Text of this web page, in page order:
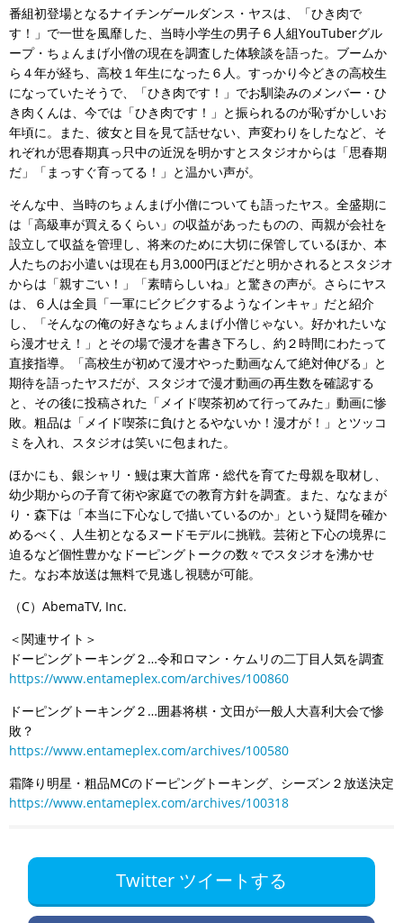
番組初登場となるナイチンゲールダンス・ヤスは、「ひき肉で
す！」で一世を風靡した、当時小学生の男子６人組YouTuberグル
ープ・ちょんまげ小僧の現在を調査した体験談を語った。ブームか
ら４年が経ち、高校１年生になった６人。すっかり今どきの高校生
になっていたそうで、「ひき肉です！」でお馴染みのメンバー・ひ
き肉くんは、今では「ひき肉です！」と振られるのが恥ずかしいお
年頃に。また、彼女と目を見て話せない、声変わりをしたなど、そ
れぞれが思春期真っ只中の近況を明かすとスタジオからは「思春期
だ」「まっすぐ育ってる！」と温かい声が。
そんな中、当時のちょんまげ小僧についても語ったヤス。全盛期に
は「高級車が買えるくらい」の収益があったものの、両親が会社を
設立して収益を管理し、将来のために大切に保管しているほか、本
人たちのお小遣いは現在も月3,000円ほどだと明かされるとスタジオ
からは「親すごい！」「素晴らしいね」と驚きの声が。さらにヤス
は、６人は全員「一軍にビクビクするようなインキャ」だと紹介
し、「そんなの俺の好きなちょんまげ小僧じゃない。好かれたいな
ら漫才せえ！」とその場で漫才を書き下ろし、約２時間にわたって
直接指導。「高校生が初めて漫才やった動画なんて絶対伸びる」と
期待を語ったヤスだが、スタジオで漫才動画の再生数を確認する
と、その後に投稿された「メイド喫茶初めて行ってみた」動画に惨
敗。粗品は「メイド喫茶に負けとるやないか！漫才が！」とツッコ
ミを入れ、スタジオは笑いに包まれた。
ほかにも、銀シャリ・鰻は東大首席・総代を育てた母親を取材し、
幼少期からの子育て術や家庭での教育方針を調査。また、ななまが
り・森下は「本当に下心なしで描いているのか」という疑問を確か
めるべく、人生初となるヌードモデルに挑戦。芸術と下心の境界に
迫るなど個性豊かなドーピングトークの数々でスタジオを沸かせ
た。なお本放送は無料で見逃し視聴が可能。
（C）AbemaTV, Inc.
＜関連サイト＞
ドーピングトーキング２…令和ロマン・ケムリの二丁目人気を調査
https://www.entameplex.com/archives/100860
ドーピングトーキング２…囲碁将棋・文田が一般人大喜利大会で惨
敗？
https://www.entameplex.com/archives/100580
霜降り明星・粗品MCのドーピングトーキング、シーズン２放送決定
https://www.entameplex.com/archives/100318
Twitter ツイートする